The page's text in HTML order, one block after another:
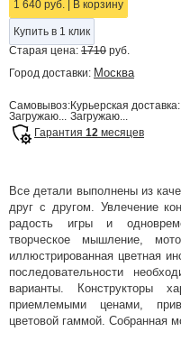
1 640 руб. В корзину
Купить в 1 клик
Старая цена: 1710 руб.
Город доставки: Москва
Самовывоз:
Загружаю...
Курьерская доставка:
Загружаю...
Гарантия 12 месяцев
Все детали выполнены из
друг с другом. Увлечение
радость игры и
творческое мышление,
иллюстрированная цветная
последовательности
варианты. Конструкторы
приемлемыми ценами,
цветовой гаммой. Собранная